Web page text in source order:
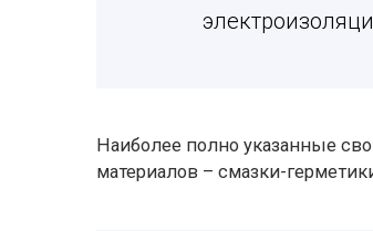
Наиболее полно указанные
материалов – смазки-